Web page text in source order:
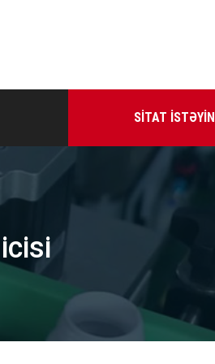
SITAT ISTƏYIN